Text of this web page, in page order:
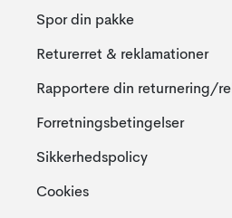
Spor din pakke
Returerret & reklamationer
Rapportere din returnering/
Forretningsbetingelser
Sikkerhedspolicy
Cookies